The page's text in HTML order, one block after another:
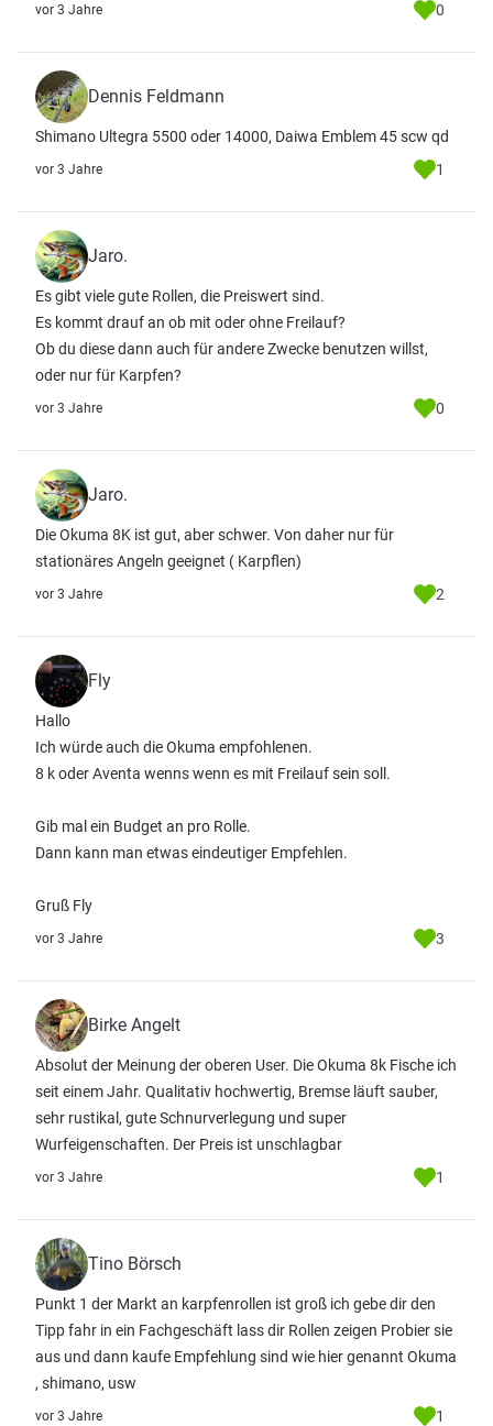
vor 3 Jahre 0
Dennis Feldmann
Shimano Ultegra 5500 oder 14000, Daiwa Emblem 45 scw qd
vor 3 Jahre 1
Jaro.
Es gibt viele gute Rollen, die Preiswert sind.
Es kommt drauf an ob mit oder ohne Freilauf?
Ob du diese dann auch für andere Zwecke benutzen willst,
oder nur für Karpfen?
vor 3 Jahre 0
Jaro.
Die Okuma 8K ist gut, aber schwer. Von daher nur für
stationäres Angeln geeignet ( Karpflen)
vor 3 Jahre 2
Fly
Hallo
Ich würde auch die Okuma empfohlenen.
8 k oder Aventa wenns wenn es mit Freilauf sein soll.
Gib mal ein Budget an pro Rolle.
Dann kann man etwas eindeutiger Empfehlen.
Gruß Fly
vor 3 Jahre 3
Birke Angelt
Absolut der Meinung der oberen User. Die Okuma 8k Fische ich
seit einem Jahr. Qualitativ hochwertig, Bremse läuft sauber,
sehr rustikal, gute Schnurverlegung und super
Wurfeigenschaften. Der Preis ist unschlagbar
vor 3 Jahre 1
Tino Börsch
Punkt 1 der Markt an karpfenrollen ist groß ich gebe dir den
Tipp fahr in ein Fachgeschäft lass dir Rollen zeigen Probier sie
aus und dann kaufe Empfehlung sind wie hier genannt Okuma
, shimano, usw
vor 3 Jahre 1